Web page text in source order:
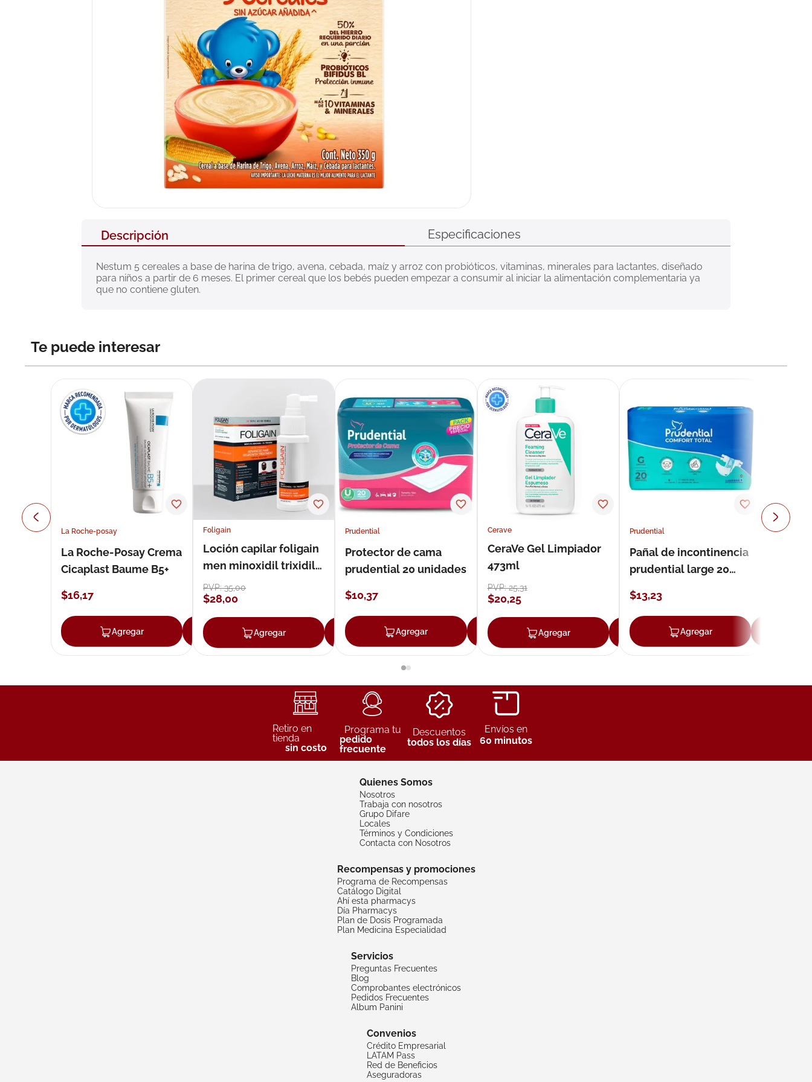
Descripción Especificaciones
Nestum 5 cereales a base de harina de trigo, avena, cebada, maíz y arroz con probióticos, vitaminas, minerales para lactantes, diseñado
para niños a partir de 6 meses. El primer cereal que los bebés pueden empezar a consumir al iniciar la alimentación complementaria ya
que no contiene gluten.
Te puede interesar
La Roche-posay
La Roche-Posay Crema
Cicaplast Baume B5+
$16,17
Agregar Agregar
Foligain
Loción capilar foligain
men minoxidil trixidil
loción 59 ml
PVP:35,00
$28,00
Agregar Agregar
Prudential
Protector de cama
prudential 20 unidades
$10,37
Agregar Agregar
Cerave
CeraVe Gel Limpiador
473ml
PVP:25,31
$20,25
Agregar Agregar
Prudential
Pañal de incontinencia
prudential large 20
$13,23
Agregar
Retiro en
tienda
sin costo
Programa tu
pedido
frecuente
Descuentos
todos los días
Envíos en
60 minutos
Quienes Somos
Nosotros
Trabaja con nosotros
Grupo Difare
Locales
Términos y Condiciones
Contacta con Nosotros
Recompensas y promociones
Programa de Recompensas
Catálogo Digital
Ahí esta pharmacys
Día Pharmacys
Plan de Dosis Programada
Plan Medicina Especialidad
Servicios
Preguntas Frecuentes
Blog
Comprobantes electrónicos
Pedidos Frecuentes
Album Panini
Convenios
Crédito Empresarial
LATAM Pass
Red de Beneficios
Aseguradoras
10.pañales